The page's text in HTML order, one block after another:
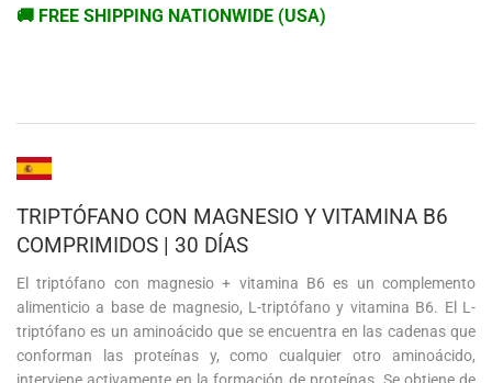
🚚 FREE SHIPPING NATIONWIDE (USA)
TRIPTÓFANO CON MAGNESIO Y VITAMINA B6
COMPRIMIDOS | 30 DÍAS
El triptófano con magnesio + vitamina B6 es un complemento
alimenticio a base de magnesio, L-triptófano y vitamina B6. El L-
triptófano es un aminoácido que se encuentra en las cadenas que
conforman las proteínas y, como cualquier otro aminoácido,
interviene activamente en la formación de proteínas. Se obtiene de